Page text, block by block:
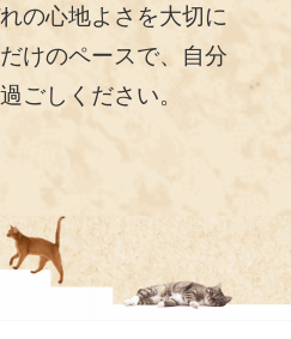
の心地よさを大切に
けのペースで、自分
ごしください。